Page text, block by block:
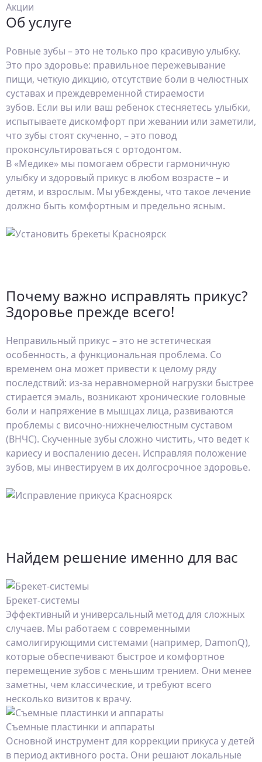
Акции
Об услуге
Ровные зубы – это не только про красивую улыбку.
Это про здоровье: правильное пережевывание
пищи, четкую дикцию, отсутствие боли в челюстных
суставах и преждевременной стираемости
зубов. Если вы или ваш ребенок стесняетесь улыбки,
испытываете дискомфорт при жевании или заметили,
что зубы стоят скученно, – это повод
проконсультироваться с ортодонтом.
В «Медике» мы помогаем обрести гармоничную
улыбку и здоровый прикус в любом возрасте – и
детям, и взрослым. Мы убеждены, что такое лечение
должно быть комфортным и предельно ясным.
Почему важно исправлять прикус?
Здоровье прежде всего!
Неправильный прикус – это не эстетическая
особенность, а функциональная проблема. Со
временем она может привести к целому ряду
последствий: из-за неравномерной нагрузки быстрее
стирается эмаль, возникают хронические головные
боли и напряжение в мышцах лица, развиваются
проблемы с височно-нижнечелюстным суставом
(ВНЧС). Скученные зубы сложно чистить, что ведет к
кариесу и воспалению десен. Исправляя положение
зубов, мы инвестируем в их долгосрочное здоровье.
Найдем решение именно для вас
Брекет-системы
Эффективный и универсальный метод для сложных
случаев. Мы работаем с современными
самолигирующими системами (например, DamonQ),
которые обеспечивают быстрое и комфортное
перемещение зубов с меньшим трением. Они менее
заметны, чем классические, и требуют всего
несколько визитов к врачу.
Съемные пластинки и аппараты
Основной инструмент для коррекции прикуса у детей
в период активного роста. Они решают локальные